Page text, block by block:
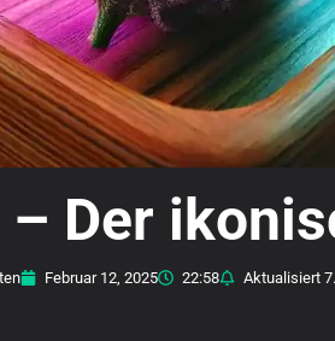
– Der
Februar 12, 2025 22:58 Aktualisiert